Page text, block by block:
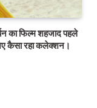
का फिल्म शहजाद पहले
कैसा रहा कलेक्शन।